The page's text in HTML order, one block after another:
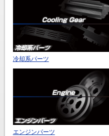
冷却系パーツ
エンジンパーツ